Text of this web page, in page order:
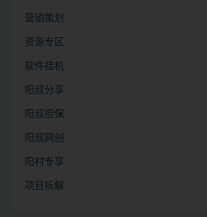
营销策划
资源专区
软件挂机
阳叔分享
阳叔担保
阳叔网创
阳村专享
项目拆解